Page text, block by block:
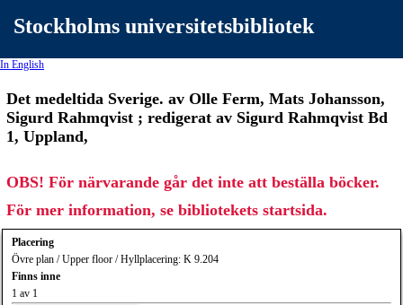
Stockholms universitetsbibliotek
In English
Det medeltida Sverige. av Olle Ferm, Mats Johansson,
Sigurd Rahmqvist ; redigerat av Sigurd Rahmqvist Bd
1, Uppland,
OBS! För närvarande går det inte att beställa böcker.
För mer information, se bibliotekets startsida.
Placering
Övre plan / Upper floor / Hyllplacering: K 9.204
Finns inne
1 av 1